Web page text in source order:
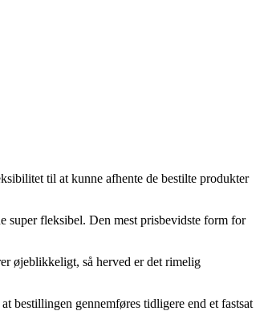
til at kunne afhente de bestilte produkter
super fleksibel. Den mest prisbevidste form for
øjeblikkeligt, så herved er det rimelig
bestillingen gennemføres tidligere end et fastsat